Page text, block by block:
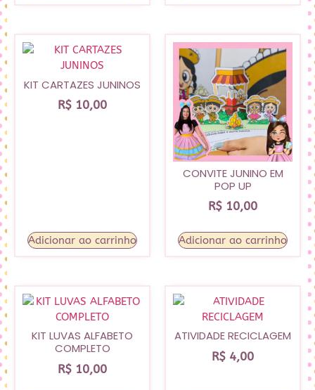
KIT CARTAZES JUNINOS
R$ 10,00
Adicionar ao carrinho
CONVITE JUNINO EM
POP UP
R$ 10,00
Adicionar ao carrinho
KIT LUVAS ALFABETO
COMPLETO
R$ 10,00
ATIVIDADE RECICLAGEM
R$ 4,00